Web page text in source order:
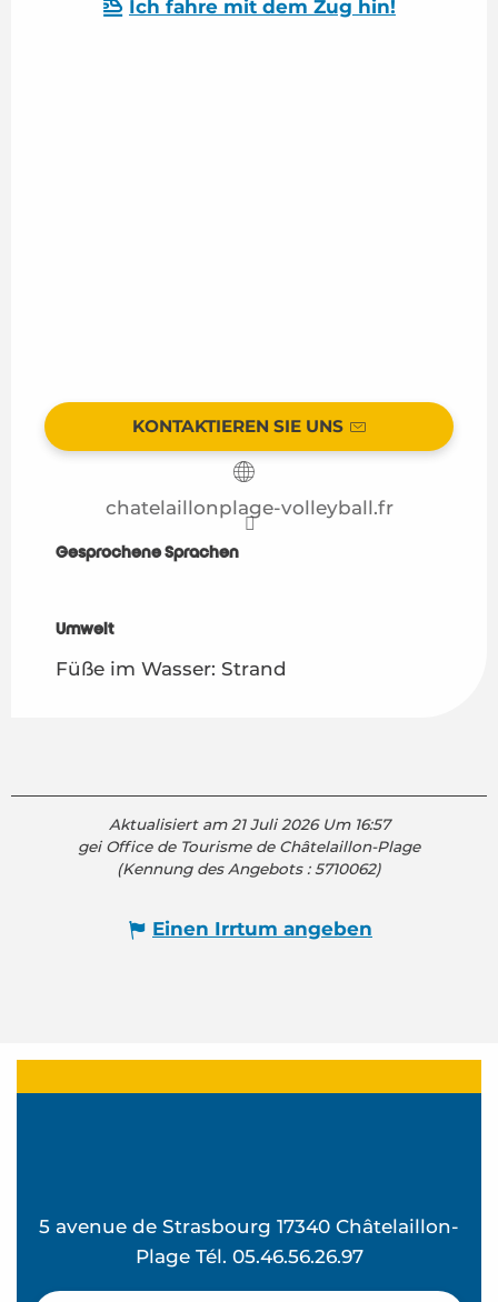
Ich fahre mit dem Zug hin!
KONTAKTIEREN SIE UNS
chatelaillonplage-volleyball.fr
Gesprochene Sprachen
Gesprochene Sprachen
Umwelt
Umwelt
Füße im Wasser: Strand
Aktualisiert am 21 Juli 2026 Um 16:57
gei Office de Tourisme de Châtelaillon-Plage
(Kennung des Angebots :5710062)
Einen Irrtum angeben
5 avenue de Strasbourg 17340 Châtelaillon-
Plage Tél. 05.46.56.26.97